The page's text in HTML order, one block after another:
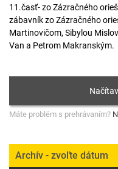
11.časť- zo Zázračného
zábavník zo Zázračného
Martinovičom, Sibylou
Van a Petrom Makranským.
Máte problém s prehrávaním?
Archív - zvoľte dátum